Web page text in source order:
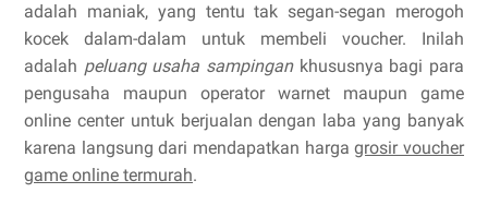
adalah maniak, yang tentu tak segan-segan merogoh
kocek dalam-dalam untuk membeli voucher. Inilah
adalah peluang usaha sampingankhususnya bagi para
pengusaha maupun operator warnet maupun game
online center untuk berjualan dengan laba yang banyak
karena langsung dari mendapatkan hargagrosir voucher
game online termurah.